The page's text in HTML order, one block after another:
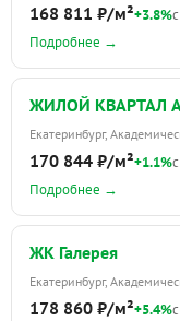
168 811 ₽/м²+3.8%
Подробнее →
ЖИЛОЙ КВАРТАЛ
Екатеринбург,
170 844 ₽/м²+1.1%
Подробнее →
ЖК Галерея
Екатеринбург,
178 860 ₽/м²+5.4%